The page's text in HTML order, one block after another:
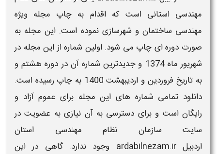
مهندسی استانی است که اقدام به چاپ مجله ویژه
مهندسی ساختمان و شهرسازی نموده است. این مجله به
صورت دوره ای چاپ می شود. اولین شماره از این مجله در
شهریور ماه 1374 و جدیدترین شماره آن در دوره هشتم و
به تاریخ فروردین و اردیبهشت 1400 به چاپ رسیده است.
دانلود تمامی شماره های این مجله برای عموم آزاد و
رایگان است و برای دسترسی به آن نیازی به عضویت در
سایت
سازمان نظام مهندسی استان
اردبیل ardabilnezam.ir
وجود ندارد. گاهی در این